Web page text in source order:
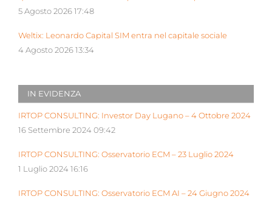
5 Agosto 2026 17:48
Weltix: Leonardo Capital SIM entra nel capitale sociale
4 Agosto 2026 13:34
IN EVIDENZA
IRTOP CONSULTING: Investor Day Lugano – 4 Ottobre 2024
16 Settembre 2024 09:42
IRTOP CONSULTING: Osservatorio ECM – 23 Luglio 2024
1 Luglio 2024 16:16
IRTOP CONSULTING: Osservatorio ECM AI – 24 Giugno 2024